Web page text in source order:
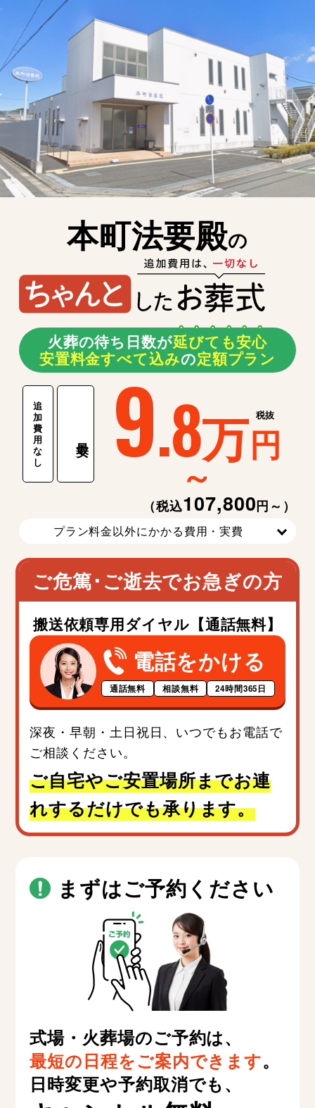
本町法要殿の
火葬の待ち日数が延びて も安心
安置料金すべて込みの定額プラン
追
加
費
用
な
し
9.8万円
税抜
～
（税込107,800円～）
プラン料金以外にかかる費用・実費
ご危篤･ご逝去でお急ぎの方
搬送依頼専用ダイヤル【通話無料】
電話をかける
通話無料 相談無料 24時間365日
深夜・早朝・土日祝日、いつでもお電話で
ご相談ください。
ご自宅やご安置場所までお連
れするだけでも承ります。
まずはご予約ください
式場・火葬場のご予約は、
最短の日程をご案内できます。
日時変更や予約取消でも、